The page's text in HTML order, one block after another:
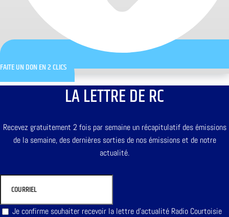
FAITE UN DON EN 2 CLICS
LA LETTRE DE RC
Recevez gratuitement 2 fois par semaine un récapitulatif des émissions
de la semaine, des dernières sorties de nos émissions et de notre
actualité.
Je confirme souhaiter recevoir la lettre d'actualité Radio Courtoisie